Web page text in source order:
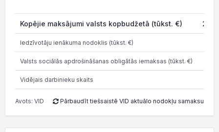
Kopējie maksājumi valsts kopbudžetā (tūkst. €) 2
Iedzīvotāju ienākuma nodoklis (tūkst. €)
Valsts sociālās apdrošināšanas obligātās iemaksas (tūkst. €)
Vidējais darbinieku skaits
Avots: VID Pārbaudīt tiešsaistē VID aktuālo nodokļu samaksu